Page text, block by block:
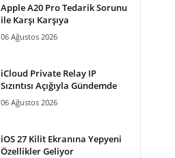
Apple A20 Pro Tedarik Sorunu
ile Karşı Karşıya
06 Ağustos 2026
iCloud Private Relay IP
Sızıntısı Açığıyla Gündemde
06 Ağustos 2026
iOS 27 Kilit Ekranına Yepyeni
Özellikler Geliyor